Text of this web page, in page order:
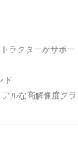
ラクターがサポー
ド
ルな高解像度グ